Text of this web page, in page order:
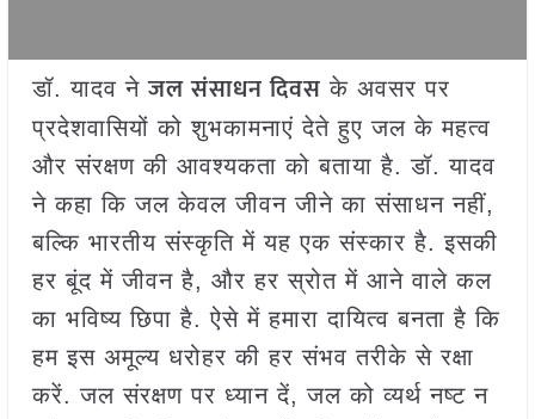
डॉ. यादव नेजल संसाधन दिवस के अवसर पर
प्रदेशवासियों को शुभकामनाएं देते हुए जल के महत्व
और संरक्षण की आवश्यकता को बताया है. डॉ. यादव
ने कहा कि जल केवल जीवन जीने का संसाधन नहीं,
बल्कि भारतीय संस्कृति में यह एक संस्कार है. इसकी
हर बूंद में जीवन है, और हर स्रोत में आने वाले कल
का भविष्य छिपा है. ऐसे में हमारा दायित्व बनता है कि
हम इस अमूल्य धरोहर की हर संभव तरीके से रक्षा
करें. जल संरक्षण पर ध्यान दें, जल को व्यर्थ नष्ट न